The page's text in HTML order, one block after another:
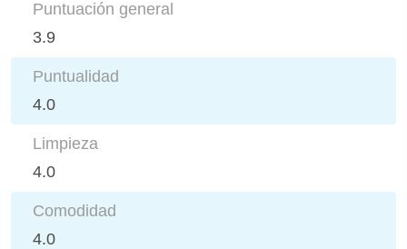
Puntuación general
3.9
Puntualidad
4.0
Limpieza
4.0
Comodidad
4.0